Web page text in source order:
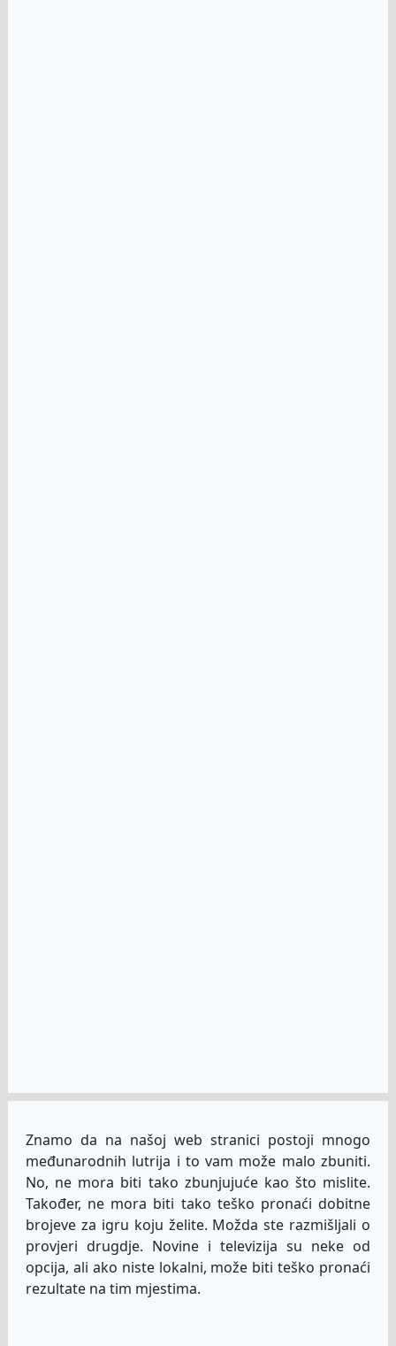
Znamo da na našoj web stranici postoji mnogo
međunarodnih lutrija i to vam može malo zbuniti.
No, ne mora biti tako zbunjujuće kao što mislite.
Također, ne mora biti tako teško pronaći dobitne
brojeve za igru koju želite. Možda ste razmišljali o
provjeri drugdje. Novine i televizija su neke od
opcija, ali ako niste lokalni, može biti teško pronaći
rezultate na tim mjestima.